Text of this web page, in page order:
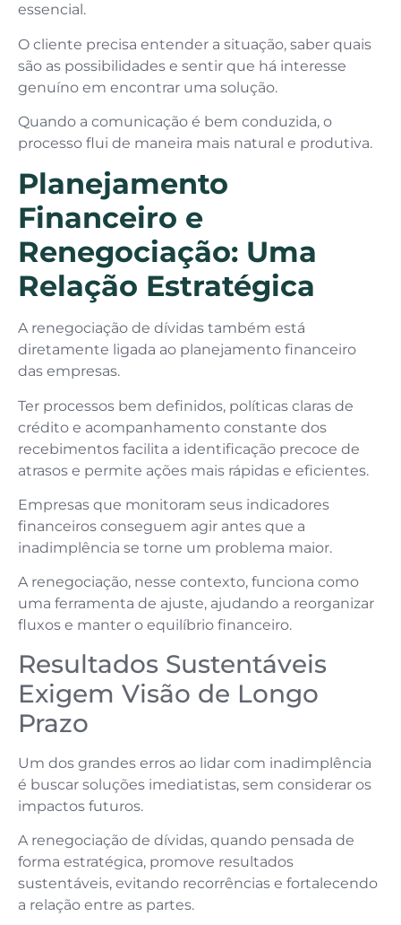
essencial.
O cliente precisa entender a situação, saber quais
são as possibilidades e sentir que há interesse
genuíno em encontrar uma solução.
Quando a comunicação é bem conduzida, o
processo flui de maneira mais natural e produtiva.
Planejamento
Financeiro e
Renegociação: Uma
Relação Estratégica
A renegociação de dívidas também está
diretamente ligada ao planejamento financeiro
das empresas.
Ter processos bem definidos, políticas claras de
crédito e acompanhamento constante dos
recebimentos facilita a identificação precoce de
atrasos e permite ações mais rápidas e eficientes.
Empresas que monitoram seus indicadores
financeiros conseguem agir antes que a
inadimplência se torne um problema maior.
A renegociação, nesse contexto, funciona como
uma ferramenta de ajuste, ajudando a reorganizar
fluxos e manter o equilíbrio financeiro.
Resultados Sustentáveis
Exigem Visão de Longo
Prazo
Um dos grandes erros ao lidar com inadimplência
é buscar soluções imediatistas, sem considerar os
impactos futuros.
A renegociação de dívidas, quando pensada de
forma estratégica, promove resultados
sustentáveis, evitando recorrências e fortalecendo
a relação entre as partes.